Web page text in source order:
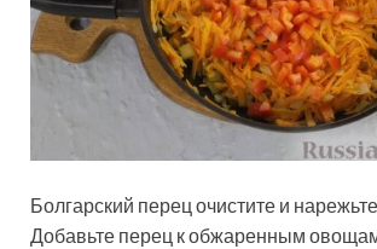
Болгарский перец очистите и
Добавьте перец к обжаренным